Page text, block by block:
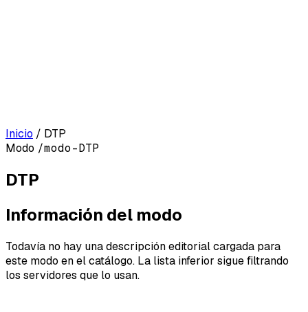
Inicio / DTP
Modo /modo-DTP
DTP
Información del modo
Todavía no hay una descripción editorial cargada para
este modo en el catálogo. La lista inferior sigue filtrando
los servidores que lo usan.